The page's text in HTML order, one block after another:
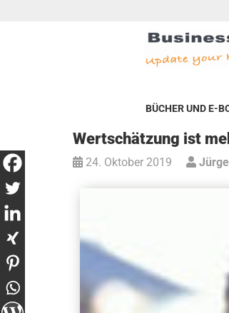
BÜCHER UND E-
Wertschätzung ist
24. Oktober 2019